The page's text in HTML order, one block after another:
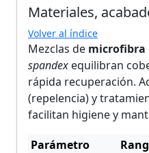
Materiales,
Volver al índice
Mezclas de microfibra
spandex equilibran
rápida recuperación.
(repelencia) y
facilitan higiene y
Parámetro